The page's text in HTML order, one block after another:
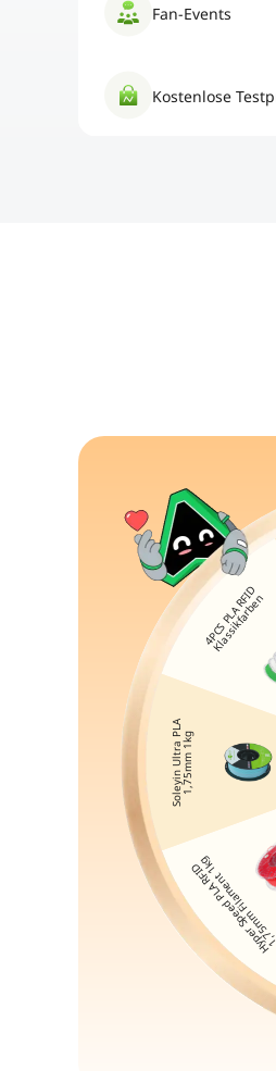
Fan-Events
Kostenlose